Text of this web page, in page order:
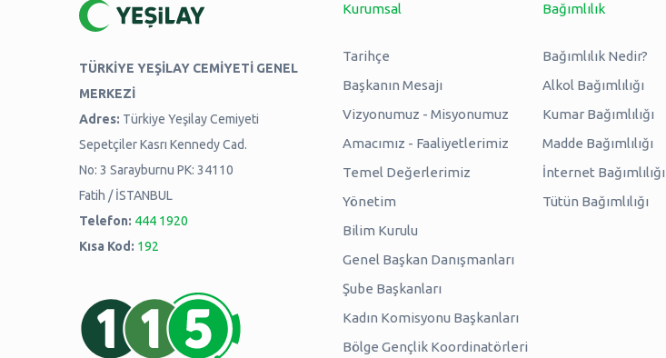
TÜRKİYE YEŞİLAY CEMİYETİ GENEL
MERKEZİ
Adres: Türkiye Yeşilay Cemiyeti
Sepetçiler Kasrı Kennedy Cad.
No: 3 Sarayburnu PK: 34110
Fatih / İSTANBUL
Telefon: 444 1920
Kısa Kod: 192
Kurumsal
Tarihçe
Başkanın Mesajı
Vizyonumuz - Misyonumuz
Amacımız - Faaliyetlerimiz
Temel Değerlerimiz
Yönetim
Bilim Kurulu
Genel Başkan Danışmanları
Şube Başkanları
Kadın Komisyonu Başkanları
Bölge Gençlik Koordinatörleri
Bağımlılık
Bağımlılık Nedir?
Alkol Bağımlılığı
Kumar Bağımlılığı
Madde Bağımlılığı
İnternet Bağımlılığı
Tütün Bağımlılığı